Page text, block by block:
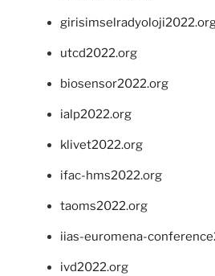
utcd2022.org
biosensor2022.org
ialp2022.org
klivet2022.org
ifac-hms2022.org
taoms2022.org
iias-euromena-
ivd2022.org